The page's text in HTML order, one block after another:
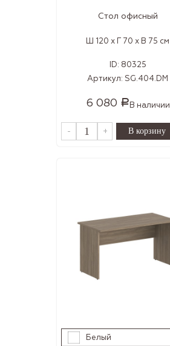
Стол офисный
Ш 120 x Г 70 x В 75 см
ID: 80325
Артикул: SG.404.DM
6 080 Р В наличии
- +
Белый